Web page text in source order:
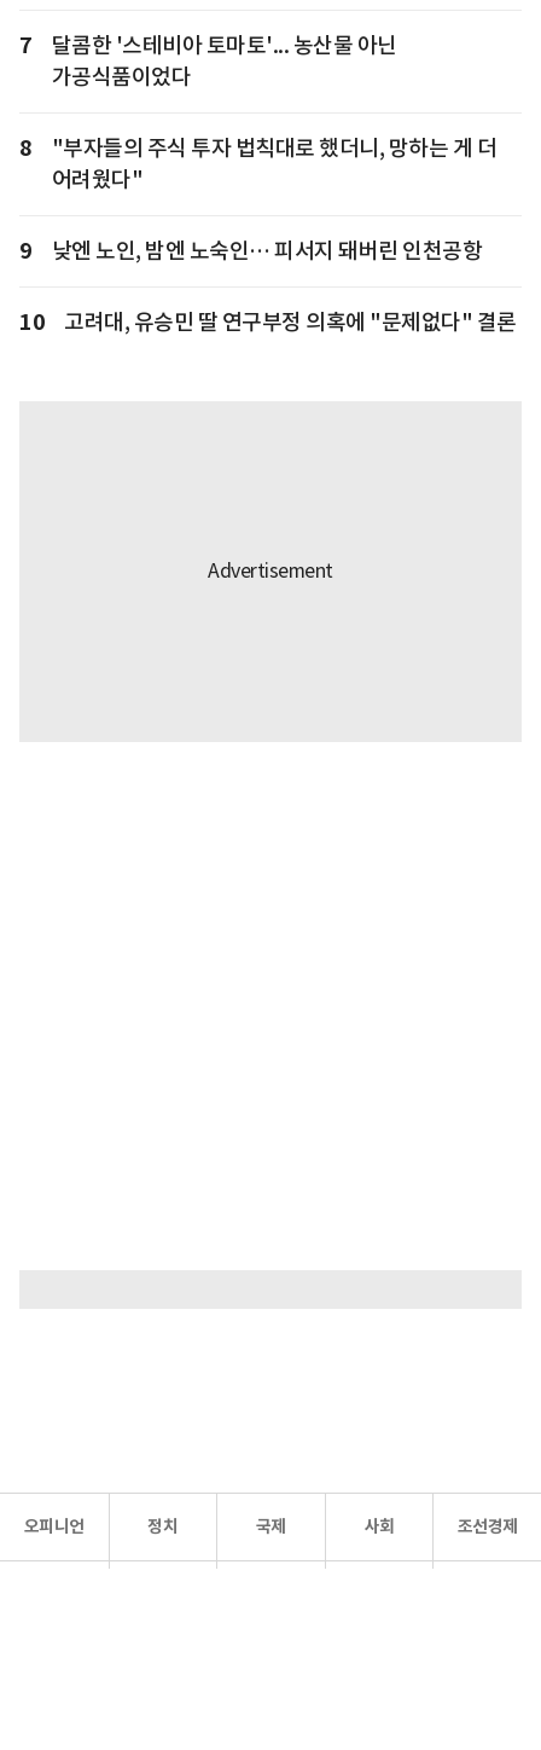
7
달콤한 '스테비아 토마토'... 농산물 아닌
가공식품이었다
8
"부자들의 주식 투자 법칙대로 했더니, 망하는 게 더
어려웠다"
9 낮엔 노인, 밤엔 노숙인… 피서지 돼버린 인천공항
10 고려대, 유승민 딸 연구부정 의혹에 "문제없다" 결론
오피니언 정치 국제 사회 조선경제